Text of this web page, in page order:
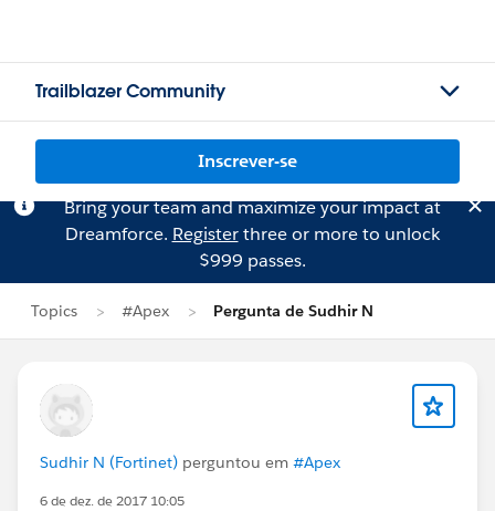
Trailblazer Community
Inscrever-se
Bring your team and maximize your impact at
Dreamforce. Registerthree or more to unlock
$999 passes.
Topics #Apex Pergunta de Sudhir N
Sudhir N (Fortinet) perguntou em #Apex
6 de dez. de 2017 10:05